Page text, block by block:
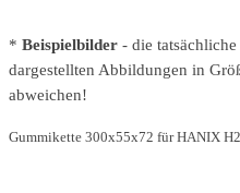
* Beispielbilder - die
dargestellten Abbildungen in
abweichen!
Gummikette 300x55x72 für HANIX